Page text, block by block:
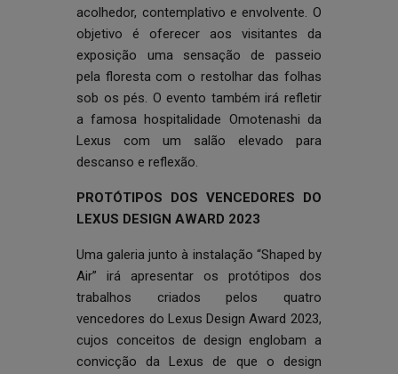
acolhedor, contemplativo e envolvente. O
objetivo é oferecer aos visitantes da
exposição uma sensação de passeio
pela floresta com o restolhar das folhas
sob os pés. O evento também irá refletir
a famosa hospitalidade Omotenashi da
Lexus com um salão elevado para
descanso e reflexão.
PROTÓTIPOS DOS VENCEDORES DO
LEXUS DESIGN AWARD 2023
Uma galeria junto à instalação “Shaped by
Air” irá apresentar os protótipos dos
trabalhos criados pelos quatro
vencedores do Lexus Design Award 2023,
cujos conceitos de design englobam a
convicção da Lexus de que o design